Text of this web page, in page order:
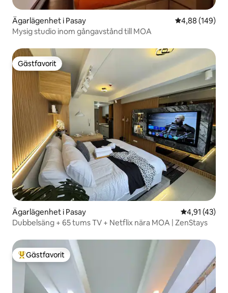
Ägarlägenhet i Pasay 4,88 av 5 i
4,88 (149)
Mysig studio inom gångavstånd till MOA
Gästfavorit
Gästfavorit
Ägarlägenhet i Pasay 4,91 av 5 i
4,91 (43)
Dubbelsäng + 65 tums TV + Netflix nära MOA | ZenStays
Populär gästfavorit
Gästfavorit